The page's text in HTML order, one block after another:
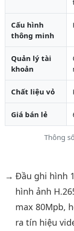
Thông
Cấu hình
thông minh
Quản lý tài
khoản
Chất liệu vỏ
Giá bán lẻ
Mô tả chi
Đầu ghi hình
hình ảnh
max 80Mpb,
ra tín hiệu